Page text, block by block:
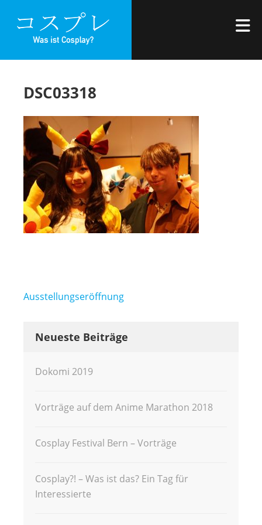
Inhalt
springen
DSC03318
Beitragsnavigation
Ausstellungseröffnung
Neueste Beiträge
Dokomi 2019
Vorträge auf dem Anime Marathon 2018
Cosplay Festival Bern – Vorträge
Cosplay?! – Was ist das? Ein Tag für
Interessierte